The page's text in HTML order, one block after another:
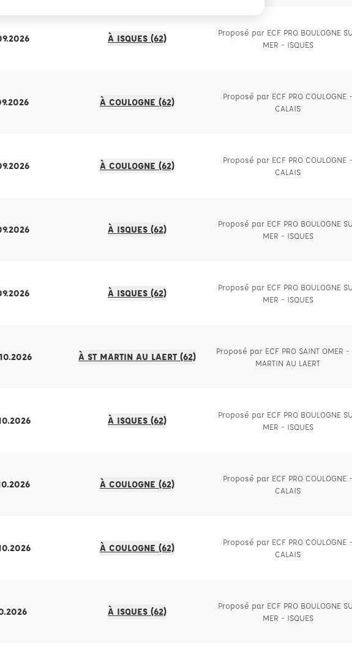
À ISQUES (62)
Proposé par ECF PRO BOULOGNE
MER - ISQUES
À COULOGNE (62)
Proposé par ECF PRO COULOGNE -
CALAIS
À COULOGNE (62)
Proposé par ECF PRO COULOGNE -
CALAIS
À ISQUES (62)
Proposé par ECF PRO BOULOGNE
MER - ISQUES
À ISQUES (62)
Proposé par ECF PRO BOULOGNE
MER - ISQUES
À ST MARTIN AU LAERT (62)
Proposé par ECF PRO SAINT OMER -
MARTIN AU LAERT
À ISQUES (62)
Proposé par ECF PRO BOULOGNE
MER - ISQUES
À COULOGNE (62)
Proposé par ECF PRO COULOGNE -
CALAIS
À COULOGNE (62)
Proposé par ECF PRO COULOGNE -
CALAIS
À ISQUES (62)
Proposé par ECF PRO BOULOGNE
MER - ISQUES